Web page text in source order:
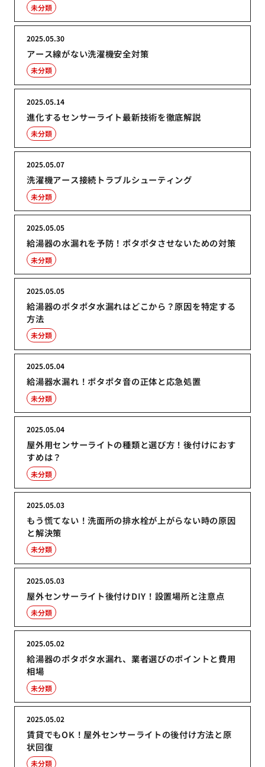
未分類
アース線がない洗濯機安全対策
2025.05.30
未分類
進化するセンサーライト最新技術を徹底解説
2025.05.14
未分類
洗濯機アース接続トラブルシューティング
2025.05.07
未分類
給湯器の水漏れを予防！ポタポタさせないための対策
2025.05.05
未分類
給湯器のポタポタ水漏れはどこから？原因を特定する
方法
2025.05.05
未分類
給湯器水漏れ！ポタポタ音の正体と応急処置
2025.05.04
未分類
屋外用センサーライトの種類と選び方！後付けにおす
すめは？
2025.05.04
未分類
もう慌てない！洗面所の排水栓が上がらない時の原因
と解決策
2025.05.03
未分類
屋外センサーライト後付けDIY！設置場所と注意点
2025.05.03
未分類
給湯器のポタポタ水漏れ、業者選びのポイントと費用
相場
2025.05.02
未分類
賃貸でもOK！屋外センサーライトの後付け方法と原
状回復
2025.05.02
未分類